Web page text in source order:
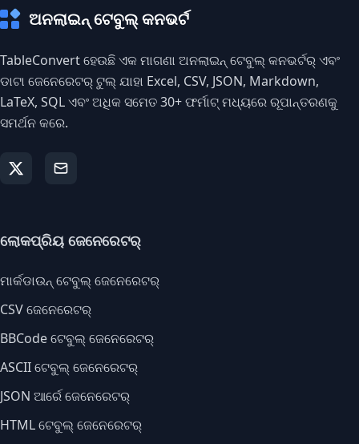
ଅନଲାଇନ୍ ଟେବୁଲ୍ କନଭର୍ଟ
TableConvert ହେଉଛି ଏକ ମାଗଣା ଅନଲାଇନ୍ ଟେବୁଲ୍ କନଭର୍ଟର୍ ଏବଂ
ଡାଟା ଜେନେରେଟର୍ ଟୁଲ୍ ଯାହା Excel, CSV, JSON, Markdown,
LaTeX, SQL ଏବଂ ଅଧିକ ସମେତ 30+ ଫର୍ମାଟ୍ ମଧ୍ୟରେ ରୂପାନ୍ତରଣକୁ
ସମର୍ଥନ କରେ.
ଲୋକପ୍ରିୟ ଜେନେରେଟର୍
ମାର୍କଡାଉନ୍ ଟେବୁଲ୍ ଜେନେରେଟର୍
CSV ଜେନେରେଟର୍
BBCode ଟେବୁଲ୍ ଜେନେରେଟର୍
ASCII ଟେବୁଲ୍ ଜେନେରେଟର୍
JSON ଆର୍ରେ ଜେନେରେଟର୍
HTML ଟେବୁଲ୍ ଜେନେରେଟର୍